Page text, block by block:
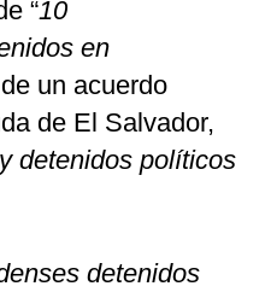
“10
en
un acuerdo
de El Salvador,
detenidos políticos
detenidos